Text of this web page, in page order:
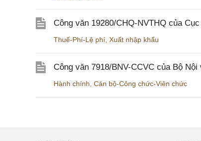
Công văn 19280/CHQ-NVTHQ của
Thuế-Phí-Lệ phí Xuất nhập khẩu
Công văn 7918/BNV-CCVC của Bộ
Hành chính Cán bộ-Công chức-Viên chức